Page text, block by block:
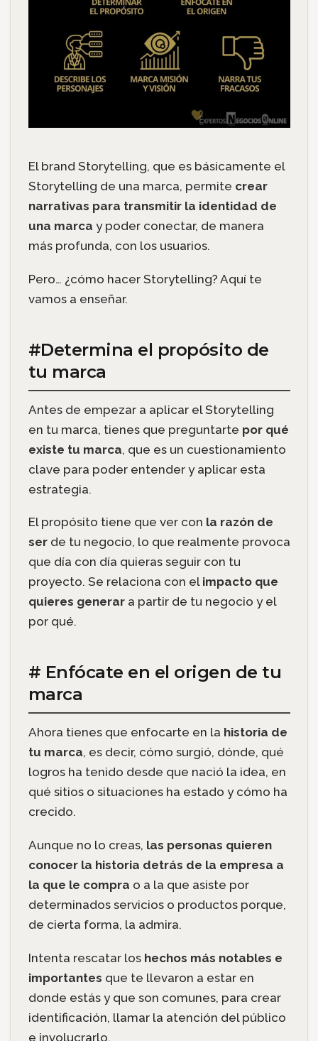
El brand Storytelling, que es básicamente el
Storytelling de una marca, permite crear
narrativas para transmitir la identidad de
una marca y poder conectar, de manera
más profunda, con los usuarios.
Pero… ¿cómo hacer Storytelling? Aquí te
vamos a enseñar.
#Determina el propósito de
tu marca
Antes de empezar a aplicar el Storytelling
en tu marca, tienes que preguntarte por qué
existe tu marca, que es un cuestionamiento
clave para poder entender y aplicar esta
estrategia.
El propósito tiene que ver con la razón de
ser de tu negocio, lo que realmente provoca
que día con día quieras seguir con tu
proyecto. Se relaciona con el impacto que
quieres generar a partir de tu negocio y el
por qué.
# Enfócate en el origen de tu
marca
Ahora tienes que enfocarte en la historia de
tu marca, es decir, cómo surgió, dónde, qué
logros ha tenido desde que nació la idea, en
qué sitios o situaciones ha estado y cómo ha
crecido.
Aunque no lo creas, las personas quieren
conocer la historia detrás de la empresa a
la que le compra o a la que asiste por
determinados servicios o productos porque,
de cierta forma, la admira.
Intenta rescatar los hechos más notables e
importantes que te llevaron a estar en
donde estás y que son comunes, para crear
identificación, llamar la atención del público
e involucrarlo.